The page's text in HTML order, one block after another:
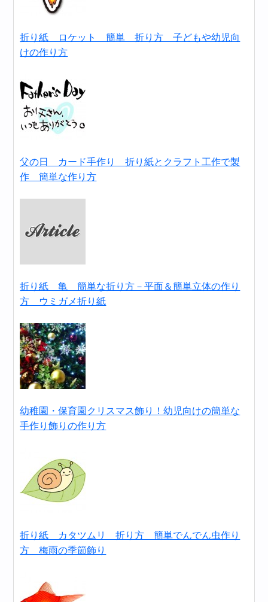
折り紙 ロケット 簡単 折り方 子どもや幼児向
けの作り方
父の日 カード手作り 折り紙とクラフト工作で製
作 簡単な作り方
折り紙 亀 簡単な折り方－平面＆簡単立体の作り
方 ウミガメ折り紙
幼稚園・保育園クリスマス飾り！幼児向けの簡単な
手作り飾りの作り方
折り紙 カタツムリ 折り方 簡単でんでん虫作り
方 梅雨の季節飾り